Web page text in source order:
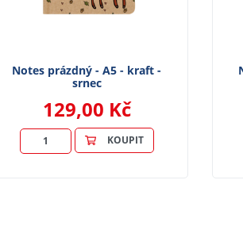
Notes prázdný - A5 - kraft -
srnec
129,00 Kč
KOUPIT